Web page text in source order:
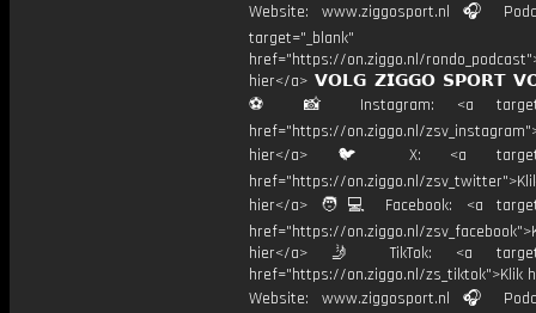
Website: www.ziggosport.nl 🎧
target="_blank"
href="https://on.ziggo.nl/
hier</a> 𝗩𝗢𝗟𝗚 𝗭𝗜𝗚𝗚𝗢 𝗦𝗣𝗢𝗥𝗧
⚽️ 📸 Instagram: <a
href="https://on.ziggo.nl/
hier</a> 🐦 X: <a
href="https://on.ziggo.nl/
hier</a> 🧑💻 Facebook: <a
href="https://on.ziggo.nl/
hier</a> 🤳 TikTok: <a
href="https://on.ziggo.nl/zs_tiktok">Klik
Website: www.ziggosport.nl 🎧